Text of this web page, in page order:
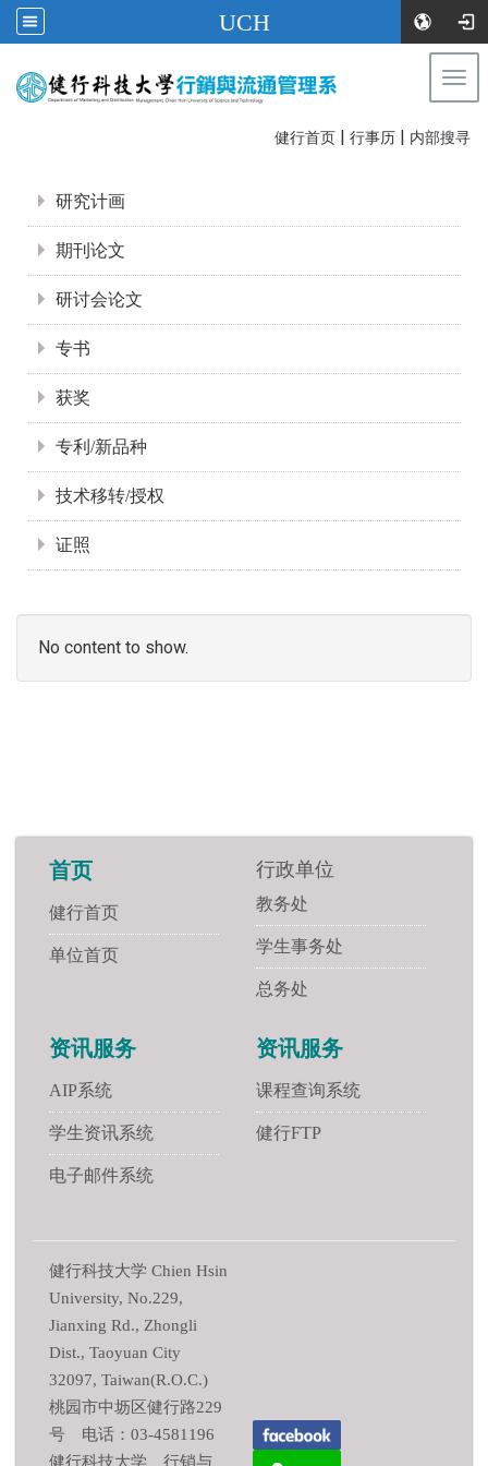
UCH
健行首页 | 行事历 | 内部搜寻
研究计画
期刊论文
研讨会论文
专书
获奖
专利/新品种
技术移转/授权
证照
No content to show.
首页
健行首页
单位首页
行政单位
教务处
学生事务处
总务处
资讯服务
AIP系统
学生资讯系统
电子邮件系统
资讯服务
课程查询系统
健行FTP
健行科技大学 Chien Hsin
University, No.229,
Jianxing Rd., Zhongli
Dist., Taoyuan City
32097, Taiwan(R.O.C.)
桃园市中坜区健行路229
号 电话：03-4581196
健行科技大学 行销与